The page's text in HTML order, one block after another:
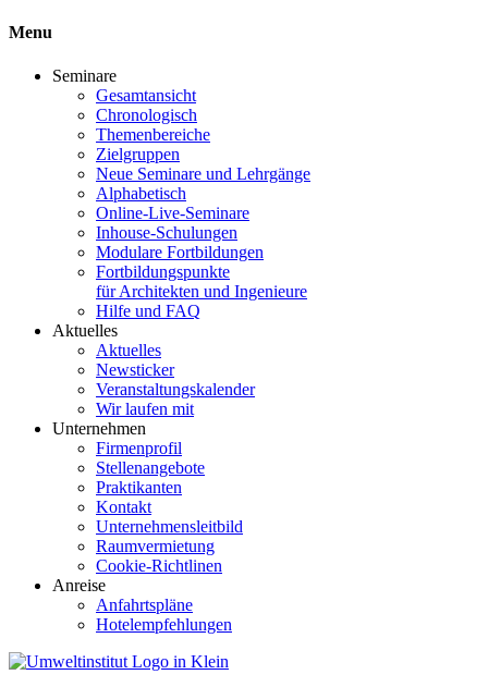
Menu
Seminare
Gesamtansicht
Chronologisch
Themenbereiche
Zielgruppen
Neue Seminare und Lehrgänge
Alphabetisch
Online-Live-Seminare
Inhouse-Schulungen
Modulare Fortbildungen
Fortbildungspunkte
für Architekten und Ingenieure
Hilfe und FAQ
Aktuelles
Aktuelles
Newsticker
Veranstaltungskalender
Wir laufen mit
Unternehmen
Firmenprofil
Stellenangebote
Praktikanten
Kontakt
Unternehmensleitbild
Raumvermietung
Cookie-Richtlinen
Anreise
Anfahrtspläne
Hotelempfehlungen